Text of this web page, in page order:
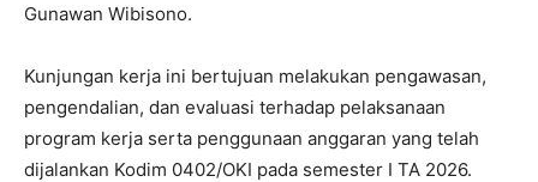
Gunawan Wibisono.
Kunjungan kerja ini bertujuan melakukan pengawasan,
pengendalian, dan evaluasi terhadap pelaksanaan
program kerja serta penggunaan anggaran yang telah
dijalankan Kodim 0402/OKI pada semester I TA 2026.